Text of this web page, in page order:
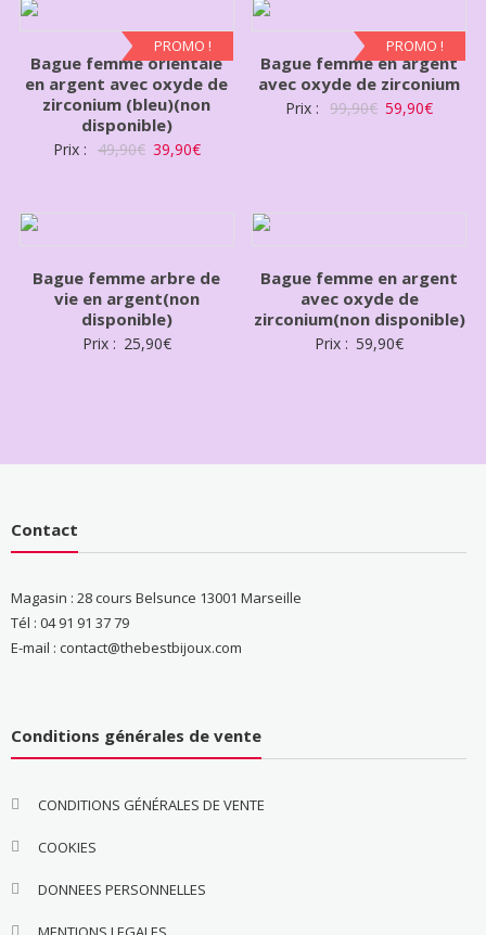
PROMO !
Bague femme orientale
en argent avec oxyde de
zirconium (bleu)(non
disponible)
Prix : 49,90€ 39,90€
PROMO !
Bague femme en argent
avec oxyde de zirconium
Prix : 99,90€ 59,90€
Bague femme arbre de
vie en argent(non
disponible)
Prix : 25,90€
Bague femme en argent
avec oxyde de
zirconium(non disponible)
Prix : 59,90€
Contact
Magasin : 28 cours Belsunce 13001 Marseille
Tél : 04 91 91 37 79
E-mail : contact@thebestbijoux.com
Conditions générales de vente
CONDITIONS GÉNÉRALES DE VENTE
COOKIES
DONNEES PERSONNELLES